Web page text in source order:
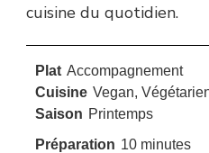
cuisine du quotidien.
Plat Accompagnement
Cuisine Vegan,
Saison Printemps
Préparation 10minutes
minutes